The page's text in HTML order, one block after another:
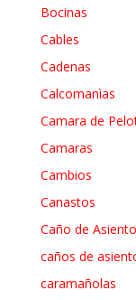
Bocinas
Cables
Cadenas
Calcomanìas
Camara de
Camaras
Cambios
Canastos
Caño de Asiento
caños de
caramañolas